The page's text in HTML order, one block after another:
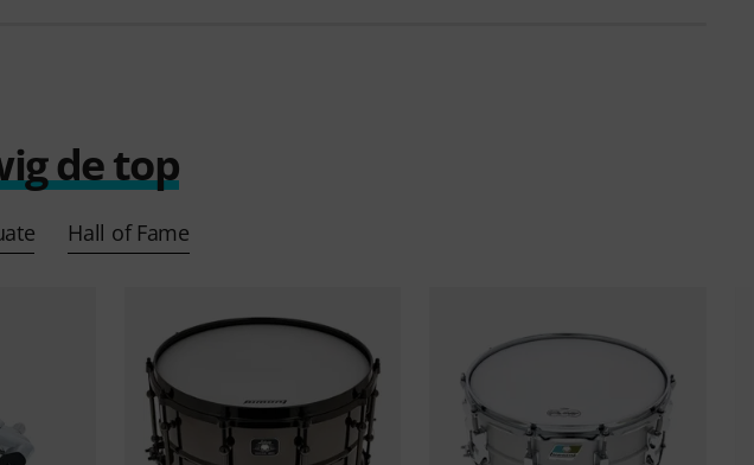
de top
Hall of Fame